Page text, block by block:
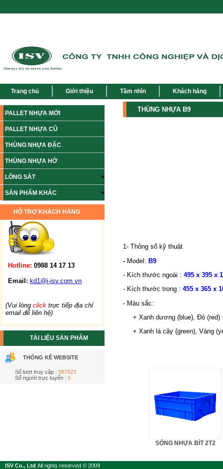
Trang chủ Giới thiệu Tầm nhìn Khách hàng
PALLET NHỰA MỚI
PALLET NHỰA CŨ
THÙNG NHỰA ĐẶC
THÙNG NHỰA HỞ
LỒNG SẮT
SẢN PHẨM KHÁC
HỖ TRỢ KHÁCH HÀNG
Hotline: 0988 14 17 13
Email: kd1@i-isv.com.vn
(Vui lòng click trực tiếp địa chỉ
email để liên hệ)
TÀI LIỆU SẢN PHẨM
THỐNG KÊ WEBSITE
Số lượt truy cập : 997923
Số người trực tuyến : 6
THÙNG NHỰA B9
1- Thông số kỹ thuật
- Model: B9
- Kích thước ngoài : 495 x 395 x
- Kích thước trong : 455 x 365 x
- Màu sắc:
+ Xanh dương (blue), Đỏ (red)
+ Xanh lá cây (green), Vàng
SÓNG NHỰA BÍT 2T2
ISV Co., Ltd All rights reserved © 2009